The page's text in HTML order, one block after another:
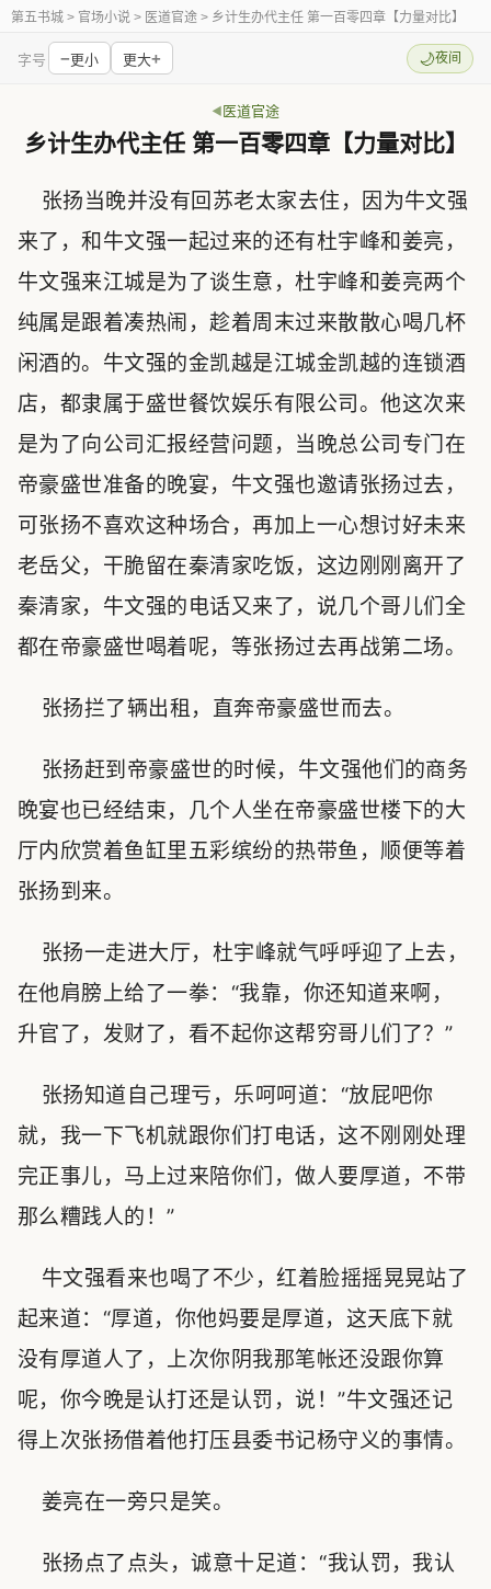
第五书城 > 官场小说 > 医道官途 > 乡计生办代主任 第一百零四章【力量对比】
字号 −更小 更大+ 🌙夜间
医道官途
乡计生办代主任 第一百零四章【力量对比】
张扬当晚并没有回苏老太家去住，因为牛文强
来了，和牛文强一起过来的还有杜宇峰和姜亮，
牛文强来江城是为了谈生意，杜宇峰和姜亮两个
纯属是跟着凑热闹，趁着周末过来散散心喝几杯
闲酒的。牛文强的金凯越是江城金凯越的连锁酒
店，都隶属于盛世餐饮娱乐有限公司。他这次来
是为了向公司汇报经营问题，当晚总公司专门在
帝豪盛世准备的晚宴，牛文强也邀请张扬过去，
可张扬不喜欢这种场合，再加上一心想讨好未来
老岳父，干脆留在秦清家吃饭，这边刚刚离开了
秦清家，牛文强的电话又来了，说几个哥儿们全
都在帝豪盛世喝着呢，等张扬过去再战第二场。
张扬拦了辆出租，直奔帝豪盛世而去。
张扬赶到帝豪盛世的时候，牛文强他们的商务
晚宴也已经结束，几个人坐在帝豪盛世楼下的大
厅内欣赏着鱼缸里五彩缤纷的热带鱼，顺便等着
张扬到来。
张扬一走进大厅，杜宇峰就气呼呼迎了上去，
在他肩膀上给了一拳：“我靠，你还知道来啊，
升官了，发财了，看不起你这帮穷哥儿们了？”
张扬知道自己理亏，乐呵呵道：“放屁吧你
就，我一下飞机就跟你们打电话，这不刚刚处理
完正事儿，马上过来陪你们，做人要厚道，不带
那么糟践人的！”
牛文强看来也喝了不少，红着脸摇摇晃晃站了
起来道：“厚道，你他妈要是厚道，这天底下就
没有厚道人了，上次你阴我那笔帐还没跟你算
呢，你今晚是认打还是认罚，说！”牛文强还记
得上次张扬借着他打压县委书记杨守义的事情。
姜亮在一旁只是笑。
张扬点了点头，诚意十足道：“我认罚，我认